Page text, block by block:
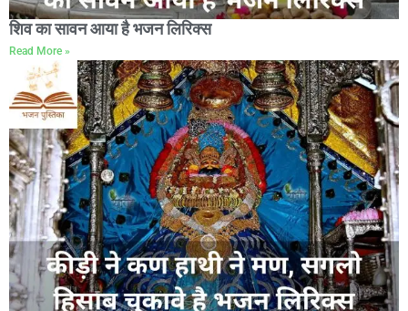
शिव का सावन आया है भजन लिरिक्स
Read More »